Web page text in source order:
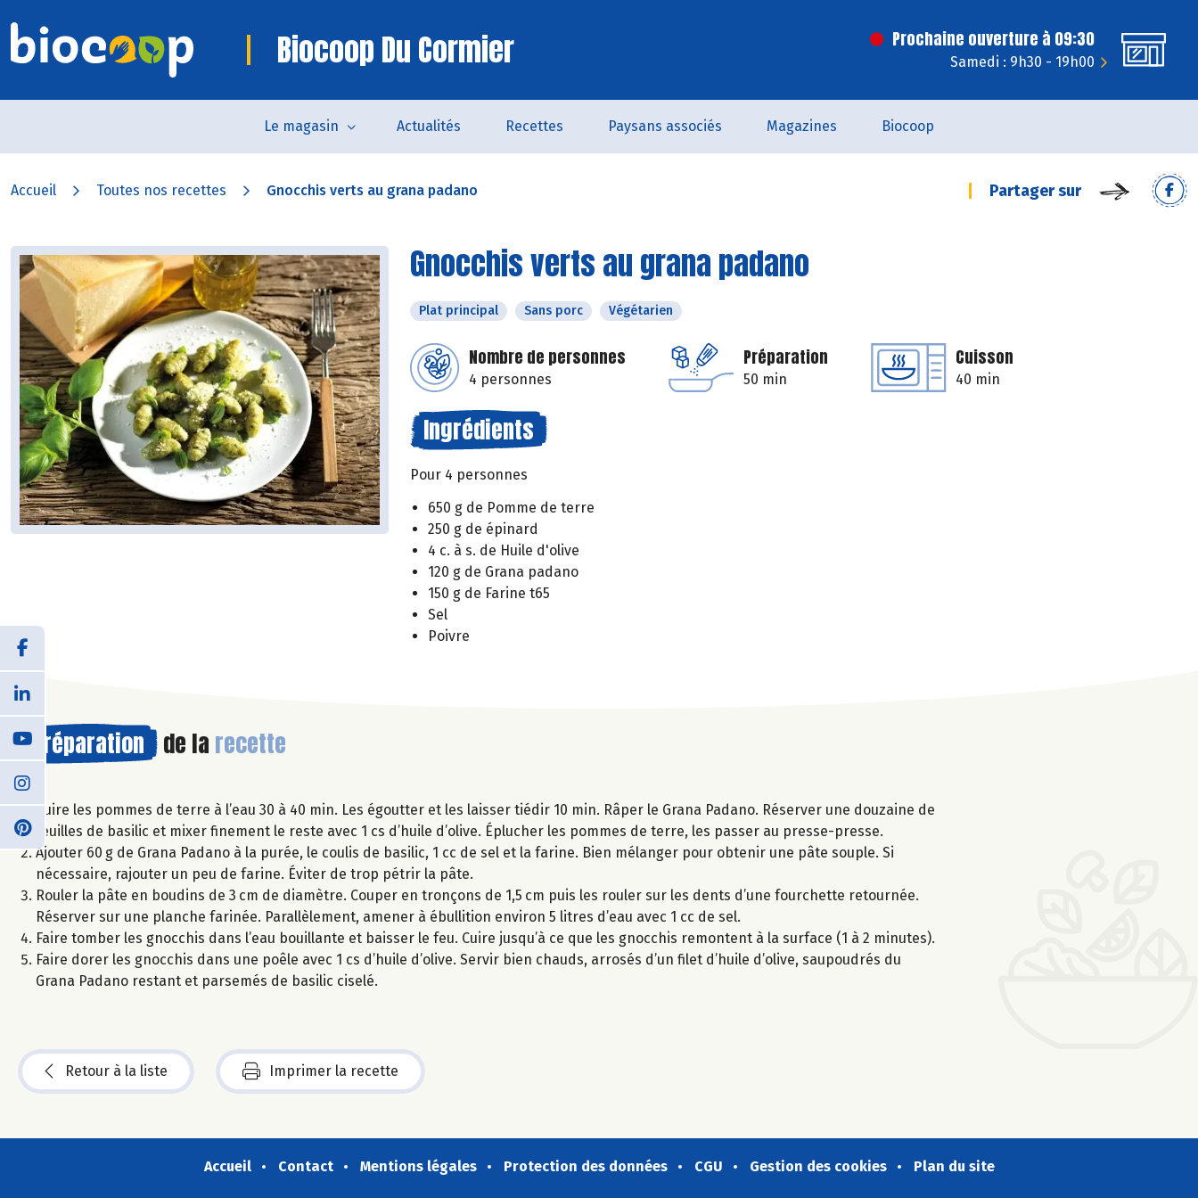
Biocoop Du Cormier Prochaine ouverture à 09:30
Samedi : 9h30 - 19h00
Le magasin Actualités Recettes Paysans associés Magazines Biocoop
Accueil Toutes nos recettes Gnocchis verts au grana padano Partager sur
Gnocchis verts au grana padano
Plat principal Sans porc Végétarien
Nombre de personnes
4 personnes
Préparation
50 min
Cuisson
40 min
Ingrédients
Pour 4 personnes
650 g de Pomme de terre
250 g de épinard
4 c. à s. de Huile d'olive
120 g de Grana padano
150 g de Farine t65
Sel
Poivre
Préparation de la recette
Cuire les pommes de terre à l’eau 30 à 40 min. Les égoutter et les laisser tiédir 10 min. Râper le Grana Padano. Réserver une douzaine de
feuilles de basilic et mixer finement le reste avec 1 cs d’huile d’olive. Éplucher les pommes de terre, les passer au presse-presse.
Ajouter 60 g de Grana Padano à la purée, le coulis de basilic, 1 cc de sel et la farine. Bien mélanger pour obtenir une pâte souple. Si
nécessaire, rajouter un peu de farine. Éviter de trop pétrir la pâte.
Rouler la pâte en boudins de 3 cm de diamètre. Couper en tronçons de 1,5 cm puis les rouler sur les dents d’une fourchette retournée.
Réserver sur une planche farinée. Parallèlement, amener à ébullition environ 5 litres d’eau avec 1 cc de sel.
Faire tomber les gnocchis dans l’eau bouillante et baisser le feu. Cuire jusqu’à ce que les gnocchis remontent à la surface (1 à 2 minutes).
Faire dorer les gnocchis dans une poêle avec 1 cs d’huile d’olive. Servir bien chauds, arrosés d’un filet d’huile d’olive, saupoudrés du
Grana Padano restant et parsemés de basilic ciselé.
Retour à la liste Imprimer la recette
Accueil Contact Mentions légales Protection des données CGU Gestion des cookies Plan du site